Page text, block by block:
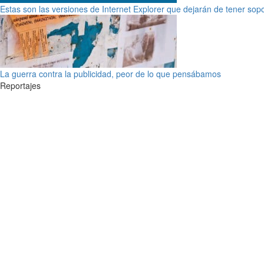
Estas son las versiones de Internet Explorer que dejarán de tener
La guerra contra la publicidad, peor de lo que pensábamos
Reportajes